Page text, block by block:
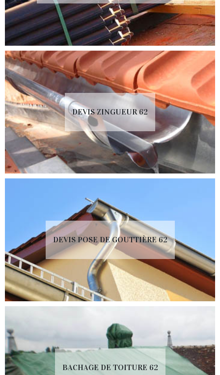
DEVIS ZINGUEUR 62
DEVIS POSE DE GOUTTIÈRE 62
BACHAGE DE TOITURE 62